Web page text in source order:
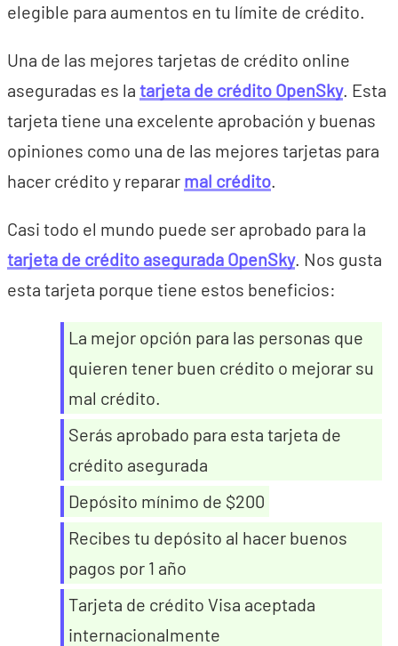
elegible para aumentos en tu límite de crédito.
Una de las mejores tarjetas de crédito online
aseguradas es la tarjeta de crédito OpenSky. Esta
tarjeta tiene una excelente aprobación y buenas
opiniones como una de las mejores tarjetas para
hacer crédito y reparar mal crédito.
Casi todo el mundo puede ser aprobado para la
tarjeta de crédito asegurada OpenSky. Nos gusta
esta tarjeta porque tiene estos beneficios:
La mejor opción para las personas que
quieren tener buen crédito o mejorar su
mal crédito.
Serás aprobado para esta tarjeta de
crédito asegurada
Depósito mínimo de $200
Recibes tu depósito al hacer buenos
pagos por 1 año
Tarjeta de crédito Visa aceptada
internacionalmente